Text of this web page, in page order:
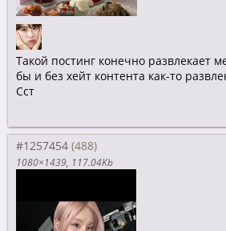
Такой постинг конечно развлекает
бы и без хейт контента как-то
Сст
#1257454
1080×1439 117.04Kb